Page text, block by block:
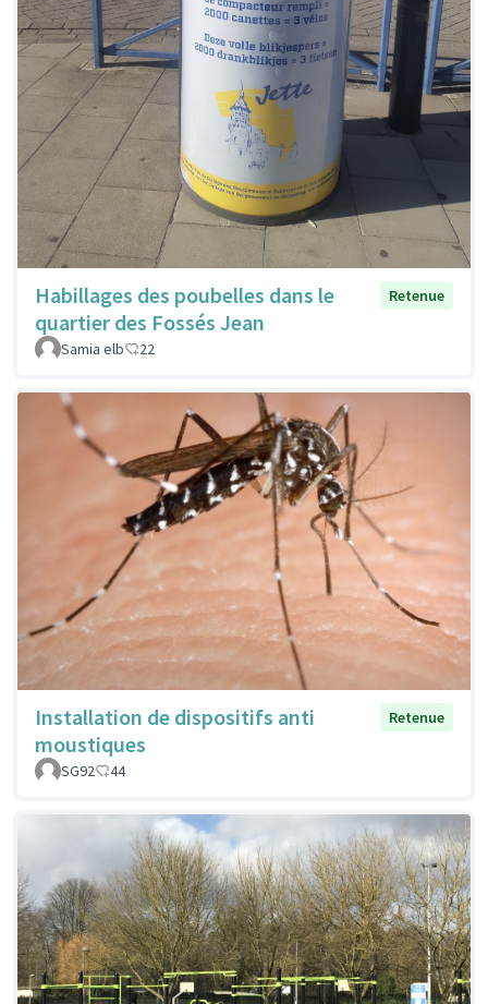
Habillages des poubelles dans le
quartier des Fossés Jean
Retenue
Samia elb 22
Installation de dispositifs anti
moustiques
Retenue
SG92 44